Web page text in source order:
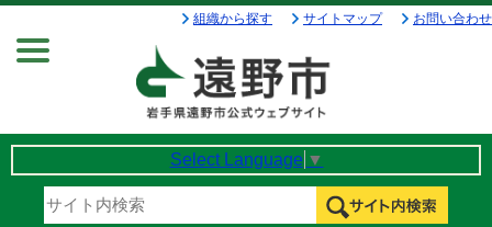
組織から探す サイトマップ お問い合わせ
Select Language ▼